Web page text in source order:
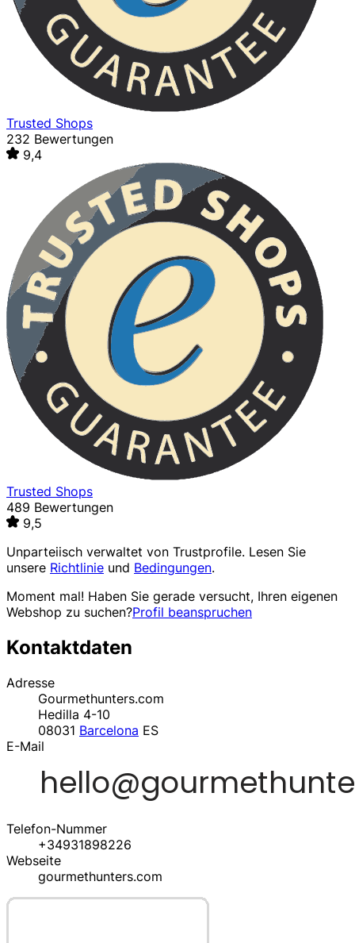
Trusted Shops
232 Bewertungen
9,4
Trusted Shops
489 Bewertungen
9,5
Unparteiisch verwaltet von Trustprofile. Lesen Sie
unsere Richtlinie und Bedingungen.
Moment mal! Haben Sie gerade versucht, Ihren eigenen
Webshop zu suchen?Profil beanspruchen
Kontaktdaten
Adresse
Gourmethunters.com
Hedilla 4-10
08031 Barcelona ES
E-Mail
Telefon-Nummer
+34931898226
Webseite
gourmethunters.com